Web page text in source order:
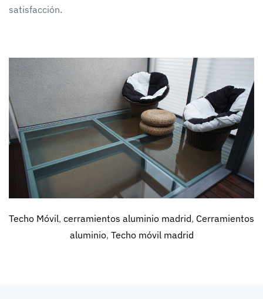
satisfacción.
Techo Móvil, cerramientos aluminio madrid, Cerramientos
aluminio, Techo móvil madrid